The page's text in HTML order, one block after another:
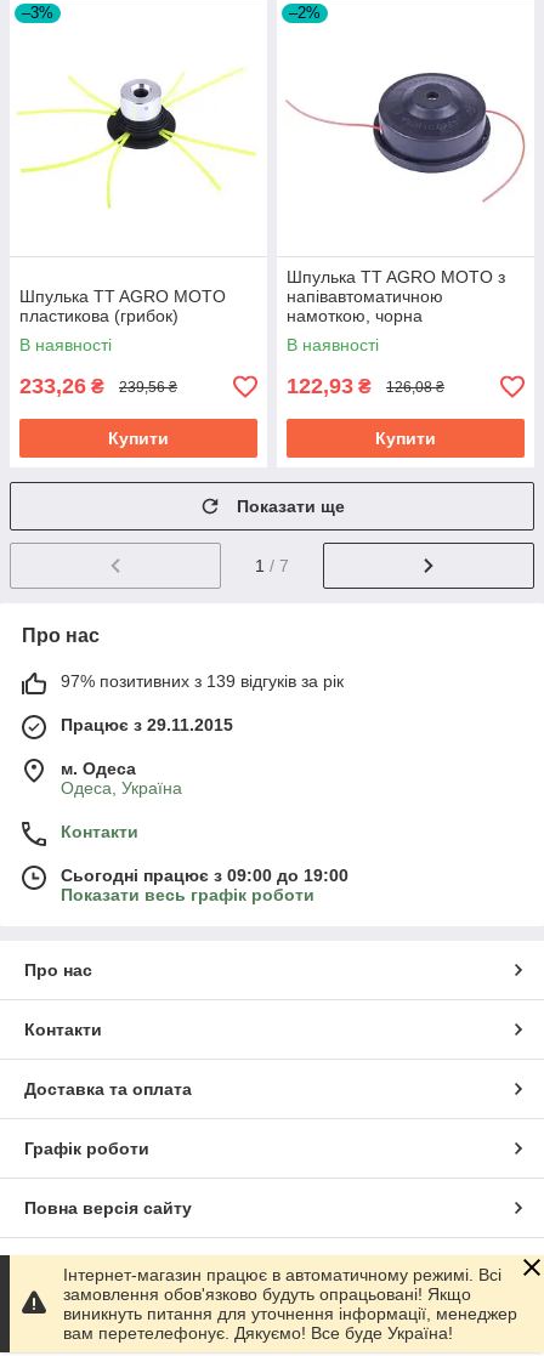
–3%
Шпулька TT AGRO MOTO
пластикова (грибок)
В наявності
233,26 ₴ 239,56 ₴
Купити
–2%
Шпулька TT AGRO MOTO з
напівавтоматичною
намоткою, чорна
В наявності
122,93 ₴ 126,08 ₴
Купити
Показати ще
1 / 7
Про нас
97% позитивних з 139 відгуків за рік
Працює з 29.11.2015
м. Одеса
Одеса, Україна
Контакти
Сьогодні працює з 09:00 до 19:00
Показати весь графік роботи
Про нас
Контакти
Доставка та оплата
Графік роботи
Повна версія сайту
Сайт створено на маркетплейсі
Політика конфіденційності
Інтернет-магазин працює в автоматичному режимі. Всі
замовлення обов'язково будуть опрацьовані! Якщо
виникнуть питання для уточнення інформації, менеджер
вам перетелефонує. Дякуємо! Все буде Україна!